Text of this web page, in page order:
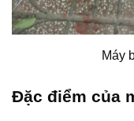
Máy
Đặc điểm của